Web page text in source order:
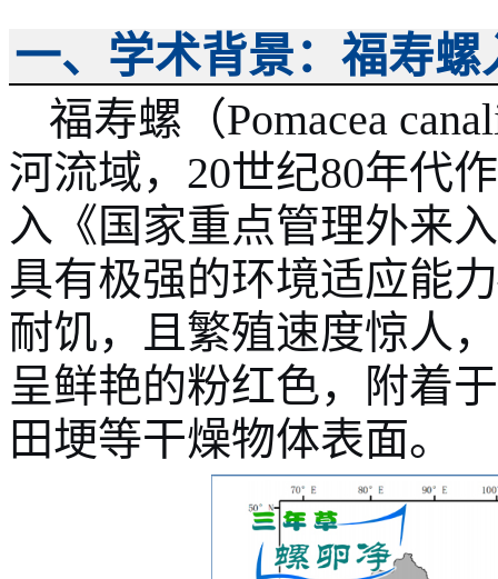
一、学术背景：福寿
福寿螺（Pomacea
河流域，20世纪80年代
入《国家重点管理外来
具有极强的环境适应能
耐饥，且繁殖速度惊人
呈鲜艳的粉红色，附着
田埂等干燥物体表面。